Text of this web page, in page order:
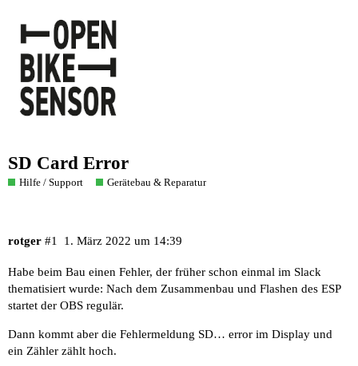
SD Card Error
Hilfe / Support Gerätebau & Reparatur
rotger 1. März 2022 um 14:39
#1
Habe beim Bau einen Fehler, der früher schon einmal im Slack
thematisiert wurde: Nach dem Zusammenbau und Flashen des ESP
startet der OBS regulär.
Dann kommt aber die Fehlermeldung SD… error im Display und
ein Zähler zählt hoch.